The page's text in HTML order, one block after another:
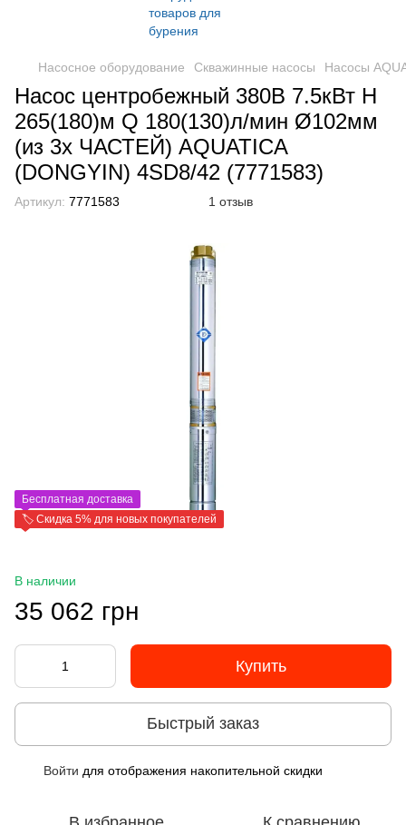
Насосное оборудование Скважинные насосы Насосы
Насос центробежный 380В 7.5кВт H
265(180)м Q 180(130)л/мин Ø102мм
(из 3х ЧАСТЕЙ) AQUATICA
(DONGYIN) 4SD8/42 (7771583)
Артикул: 7771583 1 отзыв
Бесплатная доставка
🏷️ Скидка 5% для новых покупателей
В наличии
35 062 грн
Купить
Быстрый заказ
Войти для отображения накопительной скидки